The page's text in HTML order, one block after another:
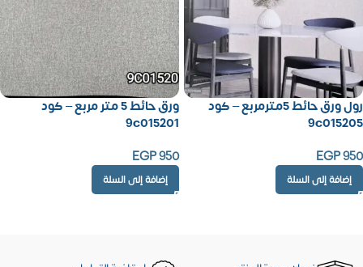
رول ورق حائط 5مترمربع – كود
9c015205
EGP950
إضافة إلى السلة
ورق حائط 5 متر مربع – كود
9c015201
EGP950
إضافة إلى السلة